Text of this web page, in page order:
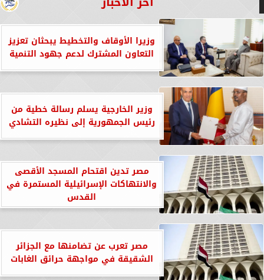
وزيرا الأوقاف والتخطيط يبحثان تعزيز
التعاون المشترك لدعم جهود التنمية
وزير الخارجية يسلم رسالة خطية من
رئيس الجمهورية إلى نظيره التشادي
مصر تدين اقتحام المسجد الأقصى
والانتهاكات الإسرائيلية المستمرة في
القدس
مصر تعرب عن تضامنها مع الجزائر
الشقيقة في مواجهة حرائق الغابات